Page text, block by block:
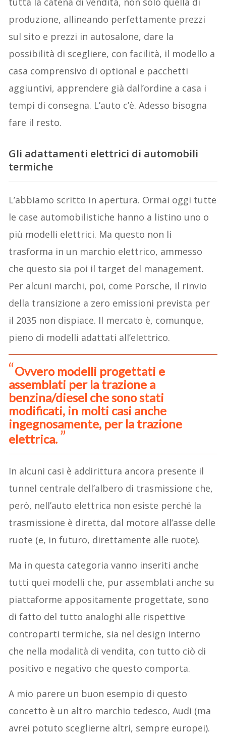
produzione, allineando perfettamente prezzi
sul sito e prezzi in autosalone, dare la
possibilità di scegliere, con facilità, il modello a
casa comprensivo di optional e pacchetti
aggiuntivi, apprendere già dall’ordine a casa i
tempi di consegna. L’auto c’è. Adesso bisogna
fare il resto.
Gli adattamenti elettrici di automobili
termiche
L’abbiamo scritto in apertura. Ormai oggi tutte
le case automobilistiche hanno a listino uno o
più modelli elettrici. Ma questo non li
trasforma in un marchio elettrico, ammesso
che questo sia poi il target del management.
Per alcuni marchi, poi, come Porsche, il rinvio
della transizione a zero emissioni prevista per
il 2035 non dispiace. Il mercato è, comunque,
pieno di modelli adattati all’elettrico.
Ovvero modelli progettati e
assemblati per la trazione a
benzina/diesel che sono stati
modificati, in molti casi anche
ingegnosamente, per la trazione
elettrica.
In alcuni casi è addirittura ancora presente il
tunnel centrale dell’albero di trasmissione che,
però, nell’auto elettrica non esiste perché la
trasmissione è diretta, dal motore all’asse delle
ruote (e, in futuro, direttamente alle ruote).
Ma in questa categoria vanno inseriti anche
tutti quei modelli che, pur assemblati anche su
piattaforme appositamente progettate, sono
di fatto del tutto analoghi alle rispettive
controparti termiche, sia nel design interno
che nella modalità di vendita, con tutto ciò di
positivo e negativo che questo comporta.
A mio parere un buon esempio di questo
concetto è un altro marchio tedesco, Audi (ma
avrei potuto sceglierne altri, sempre europei).